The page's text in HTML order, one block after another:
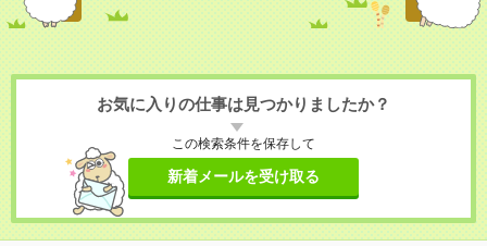
お気に入りの仕事は見つかりましたか？
この検索条件を保存して
新着メールを受け取る